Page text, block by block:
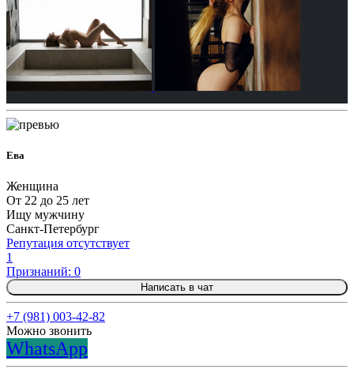
Ева
Женщина
От 22 до 25 лет
Ищу мужчину
Санкт-Петербург
Репутация отсутствует
1
Признаний: 0
Написать в чат
+7 (981) 003-42-82
Можно звонить
WhatsApp